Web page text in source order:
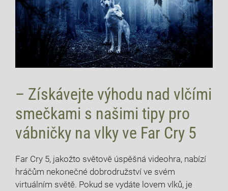
– Získávejte výhodu nad vlčími
smečkami s našimi tipy pro
vábničky na vlky ve Far Cry 5
Far Cry 5, jakožto světově úspěšná videohra, nabízí
hráčům nekonečné dobrodružství ve svém
virtuálním světě. Pokud se vydáte lovem vlků, je